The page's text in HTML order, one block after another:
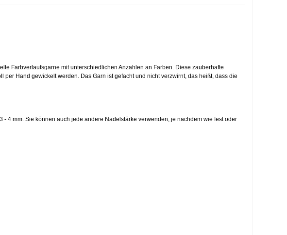
Farbverlaufsgarne mit unterschiedlichen Anzahlen an Farben. Diese zauberhafte
Hand gewickelt werden. Das Garn ist gefacht und nicht verzwirnt, das heißt, dass die
4 mm. Sie können auch jede andere Nadelstärke verwenden, je nachdem wie fest oder